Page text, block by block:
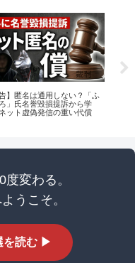
告】匿名は通用しない？「ふ
」氏名誉毀損提訴から学
ット虚偽発信の重い代償
変わる。
うこそ。
を読む ▶